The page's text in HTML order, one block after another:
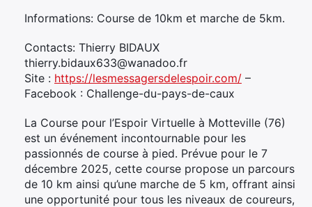
Informations: Course de 10km et marche de 5km.
Contacts: Thierry BIDAUX
thierry.bidaux633@wanadoo.fr
Site : https://lesmessagersdelespoir.com/ –
Facebook : Challenge-du-pays-de-caux
La Course pour l’Espoir Virtuelle à Motteville (76)
est un événement incontournable pour les
passionnés de course à pied. Prévue pour le 7
décembre 2025, cette course propose un parcours
de 10 km ainsi qu’une marche de 5 km, offrant ainsi
une opportunité pour tous les niveaux de coureurs,